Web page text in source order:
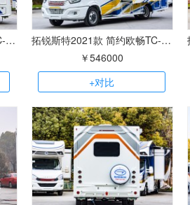
拓锐斯特2021款 简约欧风TC-111单拓展
拓锐斯特2021款 简约欧畅TC-122双拓展
￥546000
+对比